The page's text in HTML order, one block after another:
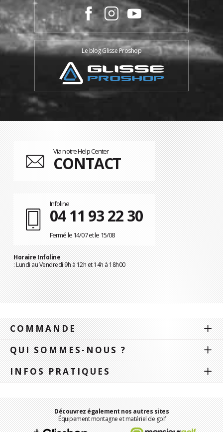
Le blog Glisse Proshop
Via notre Help Center
CONTACT
Infoline
04 11 93 22 30
Fermé le 14/07 et le 15/08
Horaire Infoline
: Lundi au Vendredi 9h à 12h et 14h à 18h00
COMMANDE
QUI SOMMES-NOUS ?
INFOS PRATIQUES
Découvrez également nos autres sites
Équipement montagne et matériel de golf